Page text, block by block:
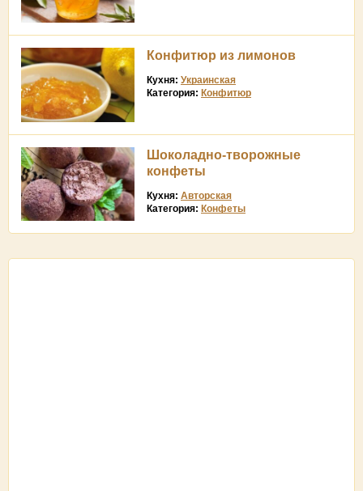
Конфитюр из лимонов
Кухня: Украинская
Категория: Конфитюр
Шоколадно-творожные
конфеты
Кухня: Авторская
Категория: Конфеты